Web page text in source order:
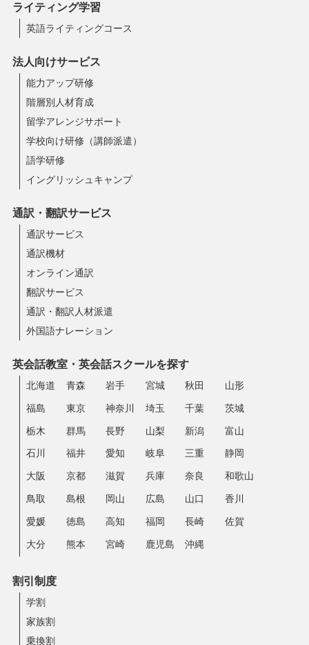
ライティング学習
英語ライティングコース
法人向けサービス
能力アップ研修
階層別人材育成
留学アレンジサポート
学校向け研修（講師派遣）
語学研修
イングリッシュキャンプ
通訳・翻訳サービス
通訳サービス
通訳機材
オンライン通訳
翻訳サービス
通訳・翻訳人材派遣
外国語ナレーション
英会話教室・英会話スクールを探す
北海道 青森 岩手 宮城 秋田 山形
福島 東京 神奈川 埼玉 千葉 茨城
栃木 群馬 長野 山梨 新潟 富山
石川 福井 愛知 岐阜 三重 静岡
大阪 京都 滋賀 兵庫 奈良 和歌山
鳥取 島根 岡山 広島 山口 香川
愛媛 徳島 高知 福岡 長崎 佐賀
大分 熊本 宮崎 鹿児島 沖縄
割引制度
学割
家族割
乗換割